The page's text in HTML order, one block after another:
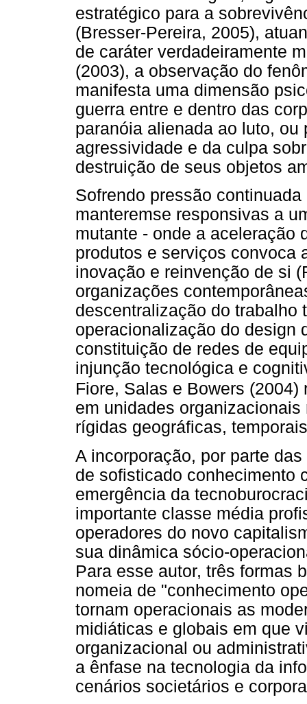
estratégico para a
(Bresser-Pereira, 2005),
de caráter verdadeiramente
(2003), a observação do
manifesta uma dimensão
guerra entre e dentro das
paranóia alienada ao luto,
agressividade e da culpa
destruição de seus objetos
Sofrendo pressão
manteremse responsivas a
mutante - onde a aceleração
produtos e serviços convoca
inovação e reinvenção de si
organizações
descentralização do trabalho
operacionalização do design
constituição de redes de
injunção tecnológica e
Fiore, Salas e Bowers
em unidades
rígidas geográficas,
A incorporação, por parte
de sofisticado conhecimento
emergência da
importante classe média
operadores do novo
sua dinâmica sócio-
Para esse autor, três formas
nomeia de "conhecimento
tornam operacionais as
midiáticas e globais em que
organizacional ou
a ênfase na tecnologia da
cenários societários e